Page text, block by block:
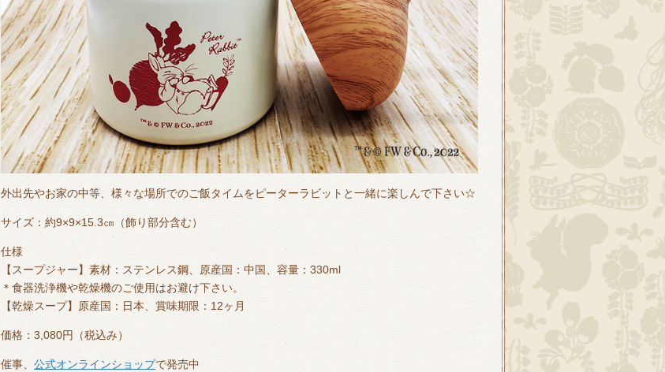
外出先やお家の中等、様々な場所でのご飯タイムをピーターラビットと一緒に楽しんで下さい☆
サイズ：約9×9×15.3㎝（飾り部分含む）
仕様
【スープジャー】素材：ステンレス鋼、原産国：中国、容量：330ml
＊食器洗浄機や乾燥機のご使用はお避け下さい。
【乾燥スープ】原産国：日本、賞味期限：12ヶ月
価格：3,080円（税込み）
催事、 公式オンラインショップで発売中